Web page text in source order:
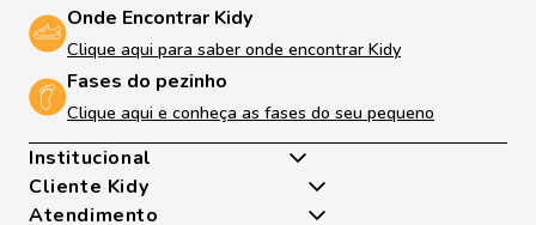
Onde Encontrar Kidy
Clique aqui para saber onde encontrar Kidy
Fases do pezinho
Clique aqui e conheça as fases do seu pequeno
Institucional
Quem somos
Cliente Kidy
Atendimento